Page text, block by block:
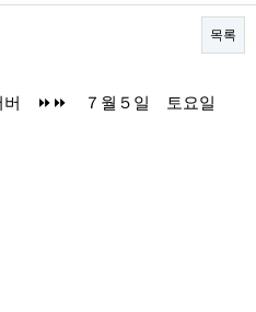
목록
버 ⏩⏩ ７월５일 토요일